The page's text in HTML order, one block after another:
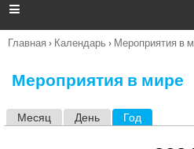
п

Вы
Главная › Календарь › Мероприятия в
Мероприятия в мире
Месяц День Год